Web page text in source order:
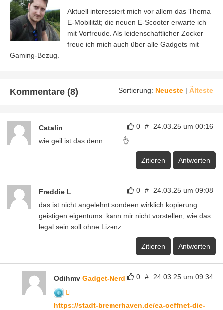
Aktuell interessiert mich vor allem das Thema
E-Mobilität; die neuen E-Scooter erwarte ich
mit Vorfreude. Als leidenschaftlicher Zocker
freue ich mich auch über alle Gadgets mit
Gaming-Bezug.
Sortierung: Neueste | Älteste
Kommentare (8)
0 # 24.03.25 um 00:16
Catalin
wie geil ist das denn…….. 👌
Zitieren Antworten
0 # 24.03.25 um 09:08
Freddie L
das ist nicht angelehnt sondeen wirklich kopierung
geistigen eigentums. kann mir nicht vorstellen, wie das
legal sein soll ohne Lizenz
Zitieren Antworten
0 # 24.03.25 um 09:34
Odihmv Gadget-Nerd
https://stadt-bremerhaven.de/ea-oeffnet-die-